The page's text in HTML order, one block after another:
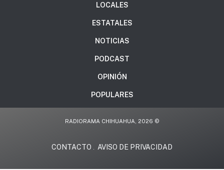
LOCALES
ESTATALES
NOTICIAS
PODCAST
OPINIÓN
POPULARES
RADIORAMA CHIHUAHUA, 2026 ©
CONTACTO AVISO DE PRIVACIDAD